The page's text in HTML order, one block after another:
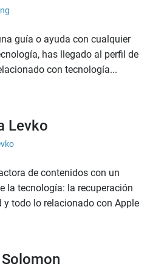
guía o ayuda con cualquier
has llegado al perfil de
con tecnología...
Levko
de contenidos con un
la tecnología: la recuperación
y todo lo relacionado con Apple